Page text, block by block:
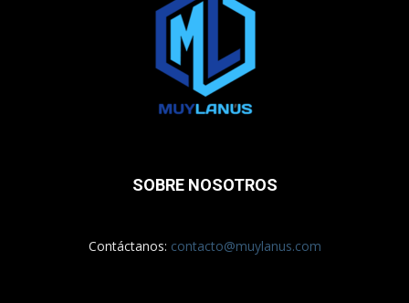
SOBRE NOSOTROS
Contáctanos: contacto@muylanus.com